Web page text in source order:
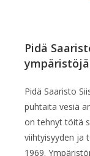
Pidä
Pidä Saaristo
puhtaita vesiä
on tehnyt töitä
viihtyisyyden ja
1969.